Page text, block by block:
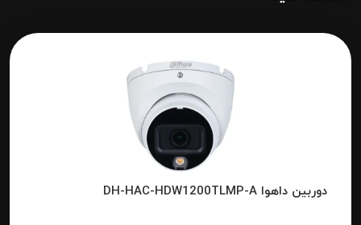
دوربین داهوا DH-HAC-HDW1200TLMP-A